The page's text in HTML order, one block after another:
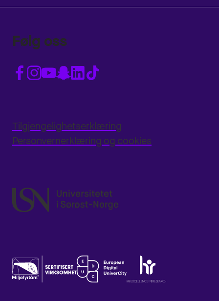
Følg oss
Tilgjengelighetserklæring
Personvernerklæring og cookies